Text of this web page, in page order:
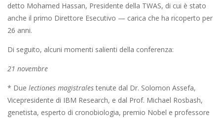
detto Mohamed Hassan, Presidente della TWAS, di cui è stato
anche il primo Direttore Esecutivo — carica che ha ricoperto per
26 anni.
Di seguito, alcuni momenti salienti della conferenza:
21 novembre
* Due lectiones magistralestenute dal Dr. Solomon Assefa,
Vicepresidente di IBM Research, e dal Prof. Michael Rosbash,
genetista, esperto di cronobiologia, premio Nobel e professore